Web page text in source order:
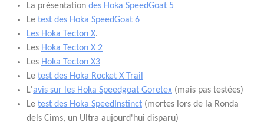
La présentation des Hoka SpeedGoat 5
Le test des Hoka SpeedGoat 6
Les Hoka Tecton X.
Les Hoka Tecton X 2
Les Hoka Tecton X3
Le test des Hoka Rocket X Trail
L'avis sur les Hoka Speedgoat Goretex (mais pas testées)
Le test des Hoka SpeedInstinct (mortes lors de la Ronda
dels Cims, un Ultra aujourd'hui disparu)